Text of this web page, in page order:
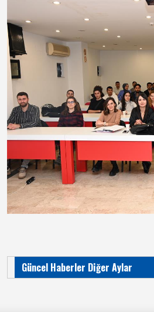
Güncel Haberler Diğer Aylar